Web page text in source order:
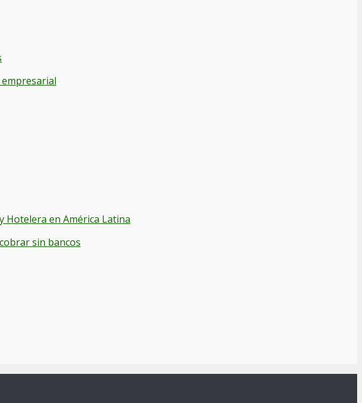
Hotelera en América Latina
sin bancos